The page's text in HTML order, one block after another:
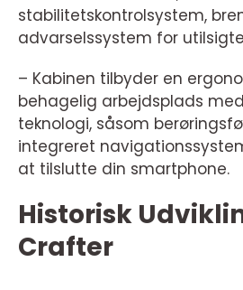
stabilitetskontrolsystem,
advarselssystem for
– Kabinen tilbyder en
behagelig arbejdsplads
teknologi, såsom
integreret
at tilslutte din smartphone.
Historisk
Crafter